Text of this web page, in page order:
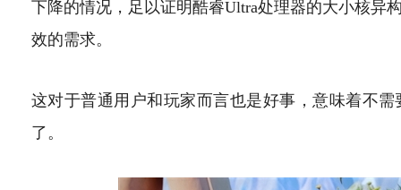
下降的情况，足以证明酷睿Ultra处理器的大小核异
效的需求。
这对于普通用户和玩家而言也是好事，意味着不
了。